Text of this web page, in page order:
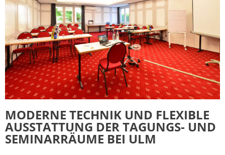
MODERNE TECHNIK UND FLEXIBLE
AUSSTATTUNG DER TAGUNGS- UND
SEMINARRÄUME BEI ULM